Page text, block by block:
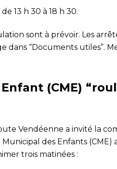
13 h 30 à 18 h 30.
sont à prévoir. Les
dans “Documents utiles”.
(CME)
Vendéenne a invité la
des Enfants
trois matinées :